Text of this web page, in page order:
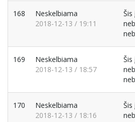
168
Neskelbiama
2018-12-13 / 19:11
Šis
169
Neskelbiama
2018-12-13 / 18:57
Šis
170
Neskelbiama
2018-12-13 / 18:16
Šis